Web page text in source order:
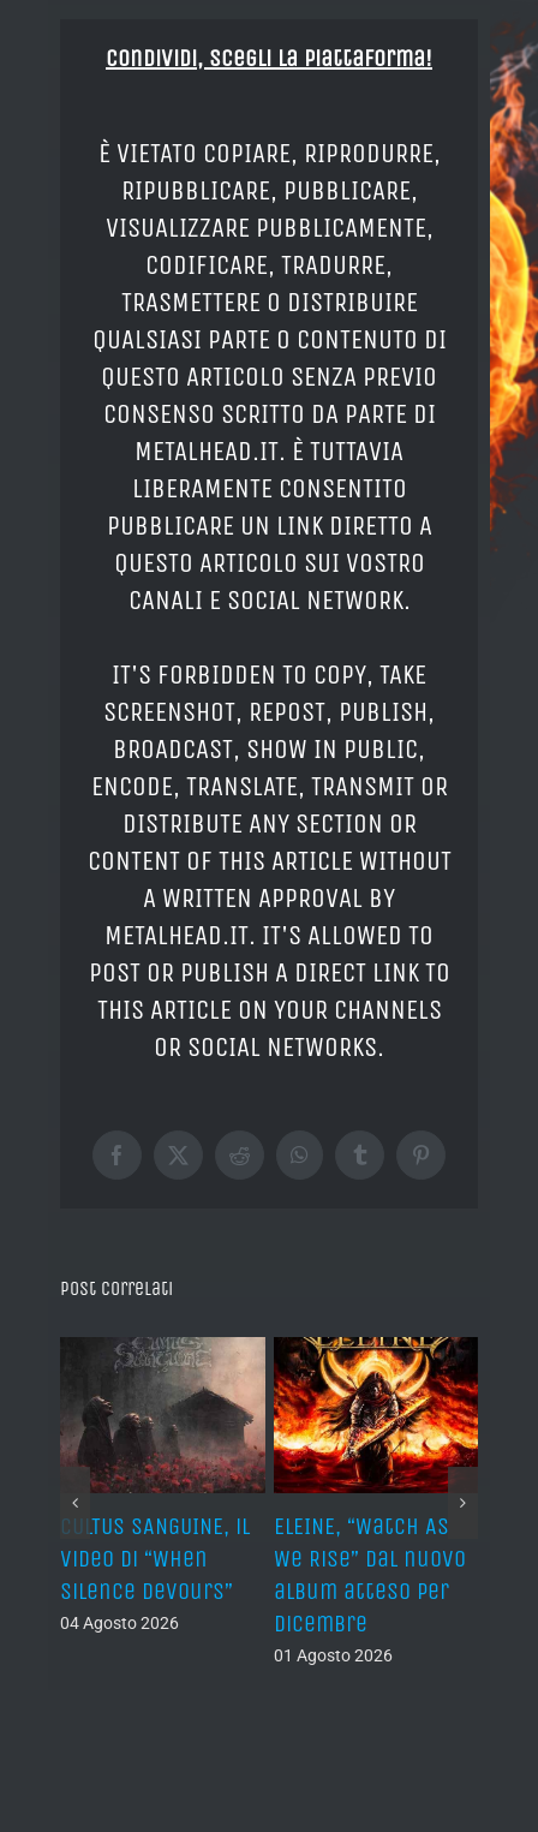
Condividi, Scegli la piattaforma!
È VIETATO COPIARE, RIPRODURRE,
RIPUBBLICARE, PUBBLICARE,
VISUALIZZARE PUBBLICAMENTE,
CODIFICARE, TRADURRE,
TRASMETTERE O DISTRIBUIRE
QUALSIASI PARTE O CONTENUTO DI
QUESTO ARTICOLO SENZA PREVIO
CONSENSO SCRITTO DA PARTE DI
METALHEAD.IT. È TUTTAVIA
LIBERAMENTE CONSENTITO
PUBBLICARE UN LINK DIRETTO A
QUESTO ARTICOLO SUI VOSTRO
CANALI E SOCIAL NETWORK.
IT'S FORBIDDEN TO COPY, TAKE
SCREENSHOT, REPOST, PUBLISH,
BROADCAST, SHOW IN PUBLIC,
ENCODE, TRANSLATE, TRANSMIT OR
DISTRIBUTE ANY SECTION OR
CONTENT OF THIS ARTICLE WITHOUT
A WRITTEN APPROVAL BY
METALHEAD.IT. IT'S ALLOWED TO
POST OR PUBLISH A DIRECT LINK TO
THIS ARTICLE ON YOUR CHANNELS
OR SOCIAL NETWORKS.
Facebook
X RedditWhatsAppTumblrPinterest
Post correlati
CULTUS SANGUINE, il
video di “When
Silence Devours”
04 Agosto 2026
ELEINE, “Watch As
We Rise” dal nuovo
album atteso per
dicembre
01 Agosto 2026